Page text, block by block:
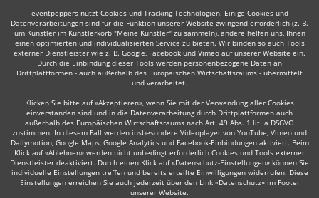
Auch interessant:
Trompeter Trauerredner Dudelsackspieler
eventpeppers nutzt Cookies und Tracking-Technologien. Einige Cookies und
Datenverarbeitungen sind für die Funktion unserer Website zwingend erforderlich (z. B.
um Künstler im Künstlerkorb "Meine Künstler" zu sammeln), andere helfen uns, Ihnen
einen optimierten und individualisierten Service zu bieten. Wir binden so auch Tools
externer Dienstleister wie z. B. Google, Facebook und Vimeo auf unserer Website ein.
Durch die Einbindung dieser Tools werden personenbezogene Daten an
Drittplattformen - auch außerhalb des Europäischen Wirtschaftsraums - übermittelt
und verarbeitet.
Klicken Sie bitte auf «Akzeptieren», wenn Sie mit der Verwendung aller Cookies
einverstanden sind und in die Datenverarbeitung durch Drittplattformen auch
außerhalb des Europäischen Wirtschaftsraums nach Art. 49 Abs. 1 lit. a DSGVO
zustimmen. In diesem Fall werden insbesondere Videoplayer von YouTube, Vimeo und
Dailymotion, Google Maps, Google Analytics und Facebook-Einbindungen aktiviert. Beim
Klick auf «Ablehnen» werden nicht unbedingt erforderlich Cookies und Tools externer
Dienstleister deaktiviert. Durch einen Klick auf «Datenschutz-Einstellungen» können Sie
individuelle Einstellungen treffen und bereits erteilte Einwilligungen widerrufen. Diese
Einstellungen erreichen Sie auch jederzeit über den Link «Datenschutz» im Footer
unserer Website.